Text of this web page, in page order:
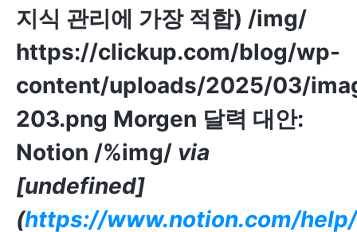
지식 관리에 가장 적합) /img/
https://clickup.com/blog/wp-
content/uploads/2025/03/
203.png Morgen 달력 대안:
Notion /%img/ via
[undefined]
(https://www.notion.com/